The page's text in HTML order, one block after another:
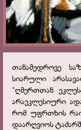
თანამედროვე
სიარული
"ღმერთთან
არაეკლესიური
რომ უფრთხის
დაარღვიოს